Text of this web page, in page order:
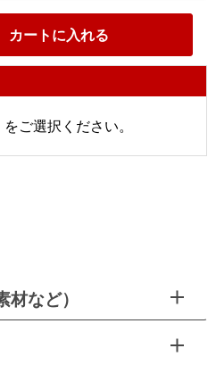
カートに入れる
ご選択ください。
など）